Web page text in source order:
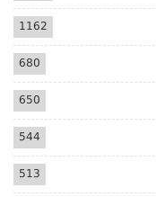
1162
680
650
544
513